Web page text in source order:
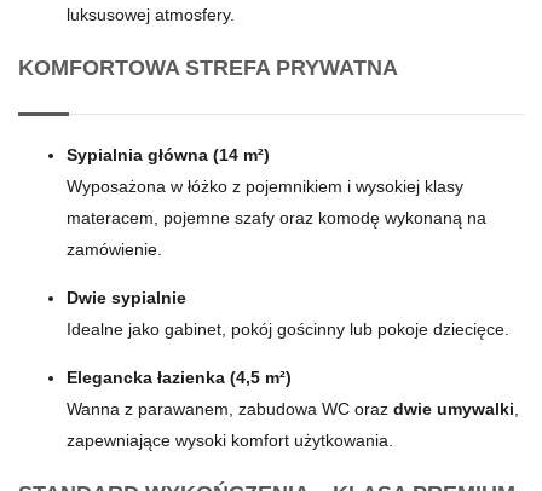
luksusowej atmosfery.
KOMFORTOWA STREFA PRYWATNA
Sypialnia główna (14 m²)
Wyposażona w łóżko z pojemnikiem i wysokiej klasy
materacem, pojemne szafy oraz komodę wykonaną na
zamówienie.
Dwie sypialnie
Idealne jako gabinet, pokój gościnny lub pokoje dziecięce.
Elegancka łazienka (4,5 m²)
Wanna z parawanem, zabudowa WC oraz dwie umywalki
zapewniające wysoki komfort użytkowania.